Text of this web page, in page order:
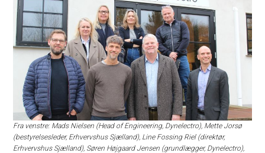
Fra venstre: Mads Nielsen (Head of Engineering, Dynelectro), Mette Jorsø
(bestyrelsesleder, Erhvervshus Sjælland), Line Fossing Riel (direktør,
Erhvervshus Sjælland), Søren Højgaard Jensen (grundlægger, Dynelectro),